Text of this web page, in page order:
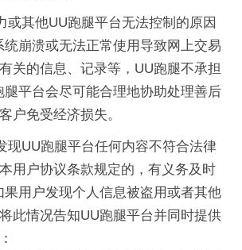
或其他UU跑腿平台无法控制的原因
统崩溃或无法正常使用导致网上交易
关的信息、记录等，UU跑腿不承担
腿平台会尽可能合理地协助处理善后
户免受经济损失。
现UU跑腿平台任何内容不符合法律
用户协议条款规定的，有义务及时
果用户发现个人信息被盗用或者其他
此情况告知UU跑腿平台并同时提供